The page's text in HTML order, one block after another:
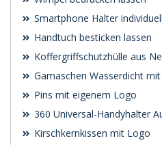
Smartphone Halter
Handtuch besticken lassen
Koffergriffschutzhülle aus
Gamaschen Wasserdicht
Pins mit eigenem Logo
360 Universal-Handyhalter
Kirschkernkissen mit Logo